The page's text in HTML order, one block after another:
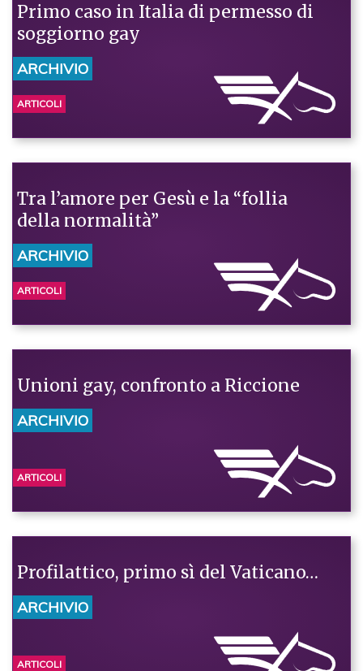
Primo caso in Italia di permesso di
soggiorno gay
ARCHIVIO
ARTICOLI
Tra l’amore per Gesù e la “follia
della normalità”
ARCHIVIO
ARTICOLI
Unioni gay, confronto a Riccione
ARCHIVIO
ARTICOLI
Profilattico, primo sì del Vaticano…
ARCHIVIO
ARTICOLI